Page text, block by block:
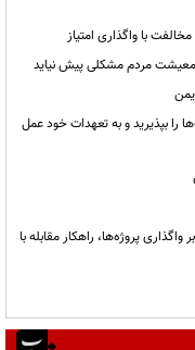
با واگذاری امتیاز
معیشت مردم مشکلی پیش نیاید
بپذیرید و به تعهدات خود عمل
پروژه‌ها، راهکار مقابله با